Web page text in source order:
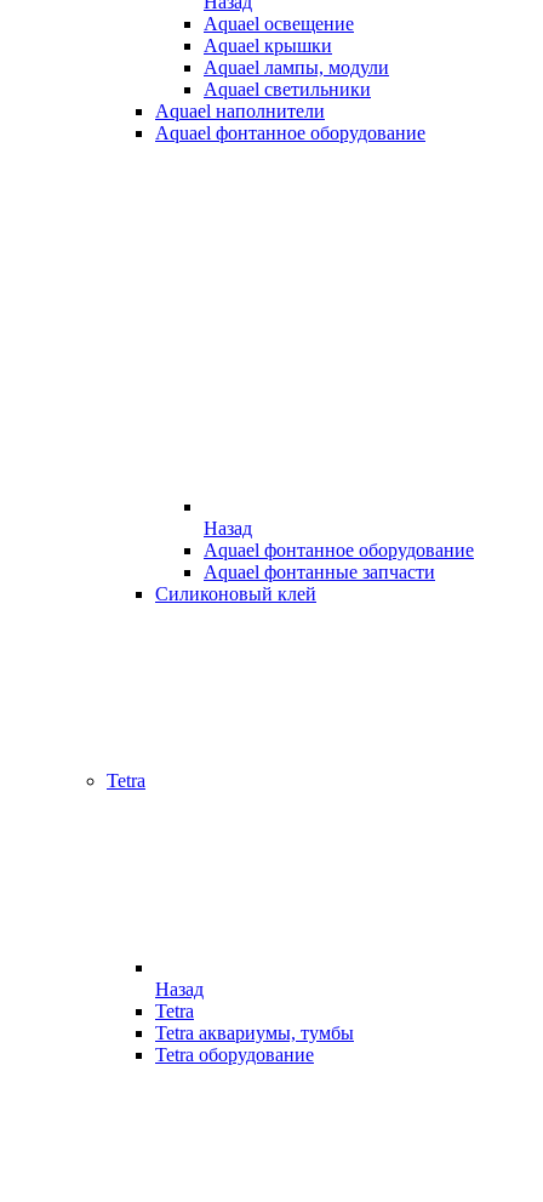
Aquael освещение
Aquael крышки
Aquael лампы, модули
Aquael светильники
Aquael наполнители
Aquael фонтанное оборудование
Назад
Aquael фонтанное оборудование
Aquael фонтанные запчасти
Силиконовый клей
Tetra
Назад
Tetra
Tetra аквариумы, тумбы
Tetra оборудование